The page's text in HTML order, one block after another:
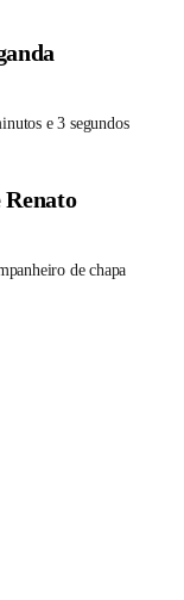
e 3 segundos
de chapa